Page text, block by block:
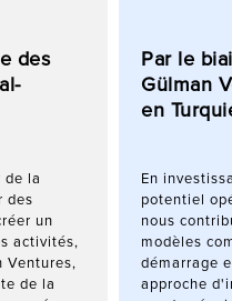
des
de la
des
un
activités,
Ventures,
de la
Par le
Gülman
en
En
potentiel
nous
modèles
démarrage
approche